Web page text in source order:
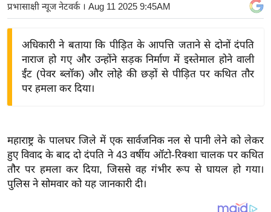
बि
ग
त
वि
प्रभासाक्षी न्यूज नेटवर्क। Aug 11 2025 9:45AM
अधिकारी ने बताया कि पीड़ित के आपत्ति जताने से दोनों दंपति
नाराज हो गए और उन्होंने सड़क निर्माण में इस्तेमाल होने वाली
ईंट (पेवर ब्लॉक) और लोहे की छड़ों से पीड़ित पर कथित तौर
पर हमला कर दिया।
महाराष्ट्र के पालघर जिले में एक सार्वजनिक नल से पानी लेने को लेकर
हुए विवाद के बाद दो दंपति ने 43 वर्षीय ऑटो-रिक्शा चालक पर कथित
तौर पर हमला कर दिया, जिससे वह गंभीर रूप से घायल हो गया।
पुलिस ने सोमवार को यह जानकारी दी।